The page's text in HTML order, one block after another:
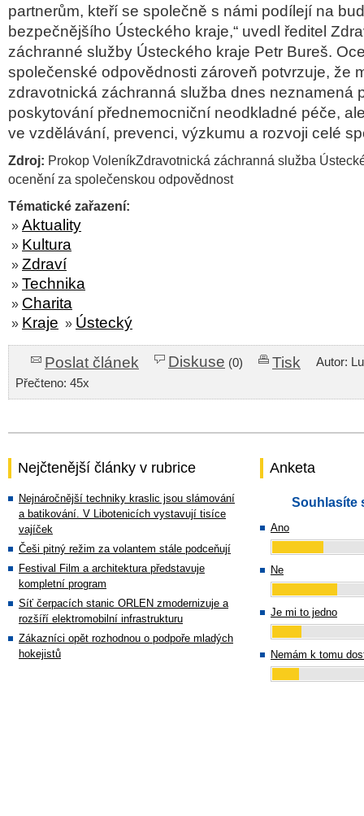
partnerům, kteří se společně s námi podílejí na
bezpečnějšího Ústeckého kraje,“ uvedl ředitel
záchranné služby Ústeckého kraje Petr Bureš.
společenské odpovědnosti zároveň potvrzuje, že
zdravotnická záchranná služba dnes neznamená
poskytování přednemocniční neodkladné péče,
ve vzdělávání, prevenci, výzkumu a rozvoji celé
Zdroj: Prokop VoleníkZdravotnická záchranná služba
ocenění za společenskou odpovědnost
Tématické zařazení:
» Aktuality
» Kultura
» Zdraví
» Technika
» Charita
» Kraje » Ústecký
Poslat článek Diskuse (0) Tisk
Autor:
Přečteno: 45x
Nejčtenější články v rubrice
Nejnáročnější techniky kraslic jsou slámování
a batikování. V Libotenicích vystavují tisíce
vajíček
Češi pitný režim za volantem stále podceňují
Festival Film a architektura představuje
kompletní program
Síť čerpacích stanic ORLEN zmodernizuje a
rozšíří elektromobilní infrastrukturu
Zákazníci opět rozhodnou o podpoře mladých
hokejistů
Anketa
Souhlasíte
Ano
Ne
Je mi to jedno
Nemám k tomu